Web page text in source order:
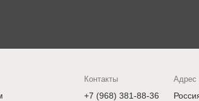
Контакты
+7 (968) 381-88-36
Адрес